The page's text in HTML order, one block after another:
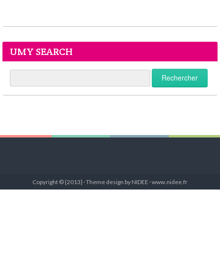
UMY SEARCH
Copyright © {2013} · Theme design by NIDEE · www.nidee.fr